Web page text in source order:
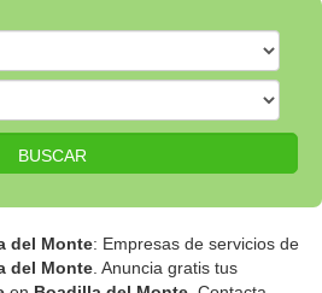
BUSCAR
del Monte: Empresas de servicios de
del Monte . Anuncia gratis tus